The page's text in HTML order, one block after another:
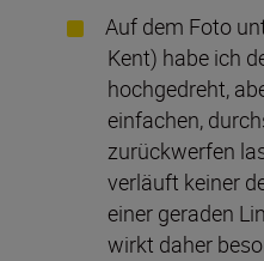
Auf dem Foto
Kent) habe ich
hochgedreht,
einfachen,
zurückwerfen
verläuft keiner
einer geraden
wirkt daher